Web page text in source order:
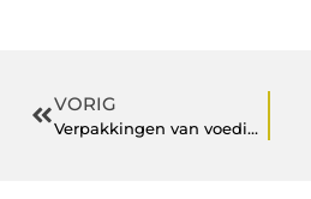
VORIG
Verpakkingen van voedingsmiddelen